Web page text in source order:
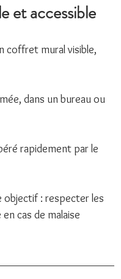
et accessible
coffret mural visible,
dans un bureau ou
rapidement par le
objectif : respecter les
cas de malaise